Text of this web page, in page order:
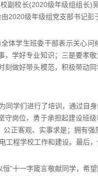
副校长(2020级年级组组长)
2020级年级组党支部书记彭
体学生班委干部表示关心
学好专业知识；三是要孝
做好带头模范，积极带动
同学们进行了培训，通过自
岗位，勇于承担起建设班
正客观、实事求是；拥有强
程学校工作和建设。最后
恒”十一字箴言敬献同学，希